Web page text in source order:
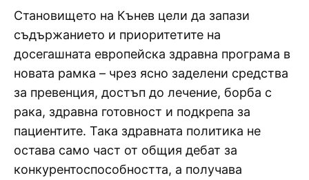
Становището на Кънев цели да запази
съдържанието и приоритетите на
досегашната европейска здравна програма в
новата рамка – чрез ясно заделени средства
за превенция, достъп до лечение, борба с
рака, здравна готовност и подкрепа за
пациентите. Така здравната политика не
остава само част от общия дебат за
конкурентоспособността, а получава